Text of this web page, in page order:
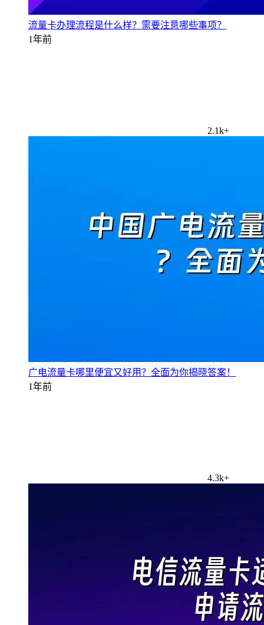
流量卡办理流程是什么样？需要注意哪些事项？
1年前
2.1k+
广电流量卡哪里便宜又好用？全面为你揭晓答案！
1年前
4.3k+